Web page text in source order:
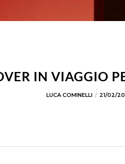
IN VIAGGIO
LUCA COMINELLI 21/02/